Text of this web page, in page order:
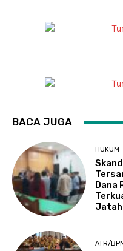
BACA JUGA
HUKUM
Dana
Jatah
ATR/BPN